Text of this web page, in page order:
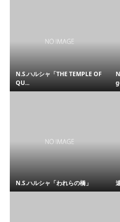
N.S.ハルシャ「THE TEMPLE OF
QU...
N.S.ハルシャ「われらの橋」